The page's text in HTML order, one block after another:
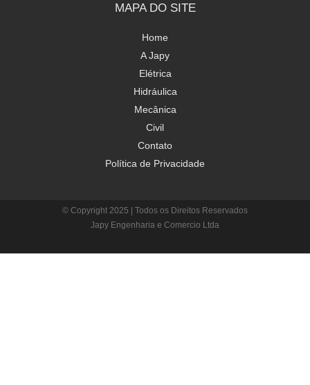
MAPA DO SITE
Home
A Japy
Elétrica
Hidráulica
Mecânica
Civil
Contato
Política de Privacidade
© Copyright 2025 | Todos os Direitos Reservados
Japy Engenharia e Comercio Ltda